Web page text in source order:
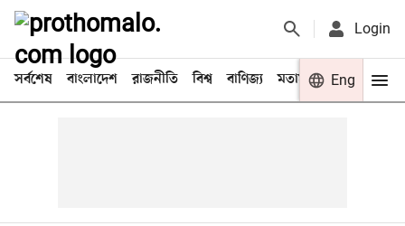
Login
সর্বশেষ বাংলাদেশ রাজনীতি বিশ্ব বাণিজ্য মতামত খেলা
Eng